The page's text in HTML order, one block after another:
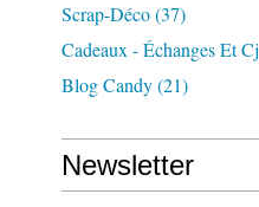
Scrap-Déco(37)
Cadeaux - Échanges Et Cj
Blog Candy(21)
Newsletter